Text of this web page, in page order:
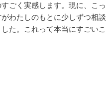
すごく実感します。現に、こ
わたしのもとに少しずつ相
た。これって本当にすごいこ